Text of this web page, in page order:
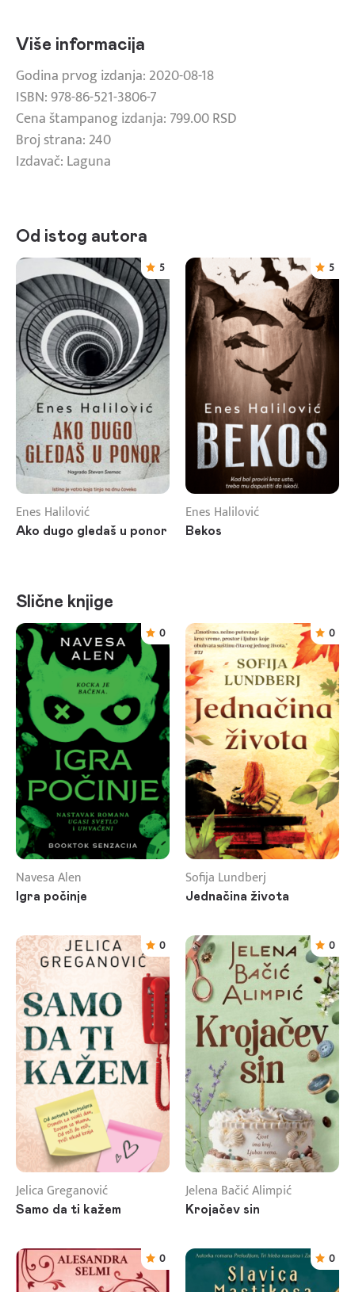
Više informacija
Godina prvog izdanja: 2020-08-18
ISBN: 978-86-521-3806-7
Cena štampanog izdanja: 799.00 RSD
Broj strana: 240
Izdavač: Laguna
Od istog autora
5
Enes Halilović
Ako dugo gledaš u ponor
5
Enes Halilović
Bekos
Slične knjige
0
Navesa Alen
Igra počinje
0
Sofija Lundberj
Jednačina života
0
Jelica Greganović
Samo da ti kažem
0
Jelena Bačić Alimpić
Krojačev sin
0 0